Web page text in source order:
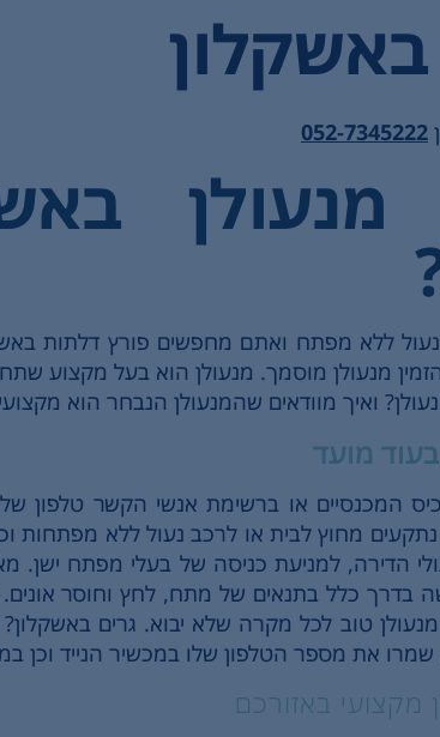
באשקלון
052-7345222
מנעולן
ללא מפתח ואתם מחפשים פורץ דלתות
מנעולן מוסמך. מנעולן הוא בעל מקצוע
ואיך מוודאים שהמנעולן הנבחר הוא
מועד
המכנסיים או ברשימת אנשי הקשר טלפון
מחוץ לבית או לרכב נעול ללא מפתחות
הדירה, למניעת כניסה של בעלי מפתח ישן.
בדרך כלל בתנאים של מתח, לחץ וחוסר
טוב לכל מקרה שלא יבוא. גרים
את מספר הטלפון שלו במכשיר הנייד וכן
מקצועי באזורכם